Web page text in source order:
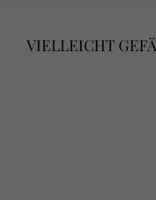
VIELLEICHT